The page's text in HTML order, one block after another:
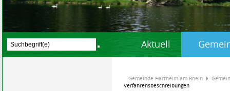
Aktuell
Gemeinde Hartheim am Rhein
Verfahrensbeschreibungen